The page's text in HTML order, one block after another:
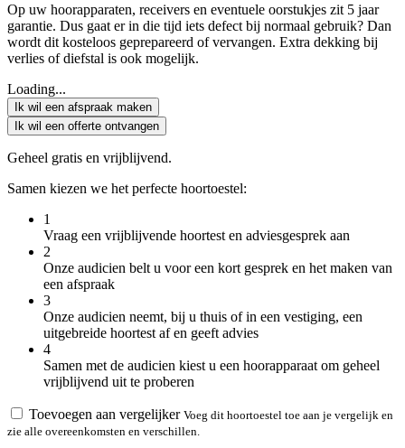
Op uw hoorapparaten, receivers en eventuele oorstukjes zit 5 jaar
garantie. Dus gaat er in die tijd iets defect bij normaal gebruik? Dan
wordt dit kosteloos geprepareerd of vervangen. Extra dekking bij
verlies of diefstal is ook mogelijk.
Loading...
Ik wil een afspraak maken
Ik wil een offerte ontvangen
Geheel gratis en vrijblijvend.
Samen kiezen we het perfecte hoortoestel:
1
Vraag een vrijblijvende hoortest en adviesgesprek aan
2
Onze audicien belt u voor een kort gesprek en het maken van
een afspraak
3
Onze audicien neemt, bij u thuis of in een vestiging, een
uitgebreide hoortest af en geeft advies
4
Samen met de audicien kiest u een hoorapparaat om geheel
vrijblijvend uit te proberen
Toevoegen aan vergelijker Voeg dit hoortoestel toe aan je vergelijk en
zie alle overeenkomsten en verschillen.